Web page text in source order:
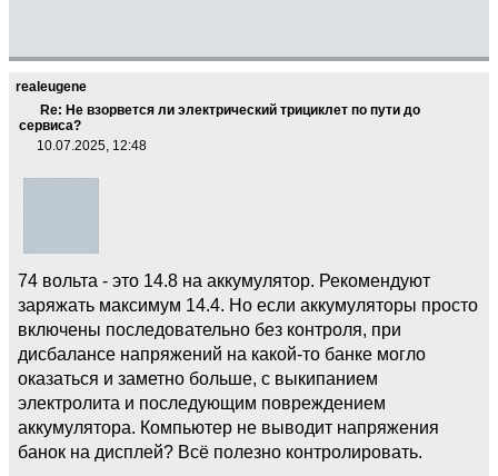
realeugene
Re: Не взорвется ли электрический трициклет по пути до
сервиса?
10.07.2025, 12:48
74 вольта - это 14.8 на аккумулятор. Рекомендуют
заряжать максимум 14.4. Но если аккумуляторы просто
включены последовательно без контроля, при
дисбалансе напряжений на какой-то банке могло
оказаться и заметно больше, с выкипанием
электролита и последующим повреждением
аккумулятора. Компьютер не выводит напряжения
банок на дисплей? Всё полезно контролировать.